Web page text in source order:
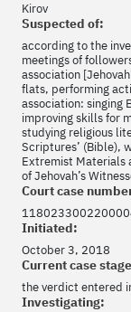
Kirov
Suspected of:
according to the
meetings of
association
flats, performing
association: singing
improving skills for
studying religious
Scriptures’ (Bible),
Extremist Materials
of Jehovah’s
Court case
Initiated:
October 3, 2018
Current case
the verdict entered
Investigating: